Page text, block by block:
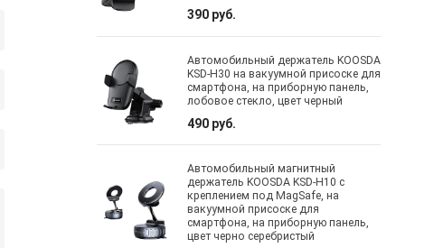
390 руб.
Автомобильный держатель KOOSDA
KSD-H30 на вакуумной присоске для
смартфона, на приборную панель,
лобовое стекло, цвет черный
490 руб.
Автомобильный магнитный
держатель KOOSDA KSD-H10 с
креплением под MagSafe, на
вакуумной присоске для
смартфона, на приборную панель,
цвет черно серебристый